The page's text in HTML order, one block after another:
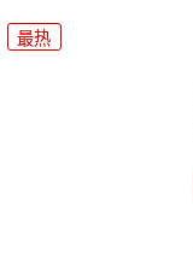
最热